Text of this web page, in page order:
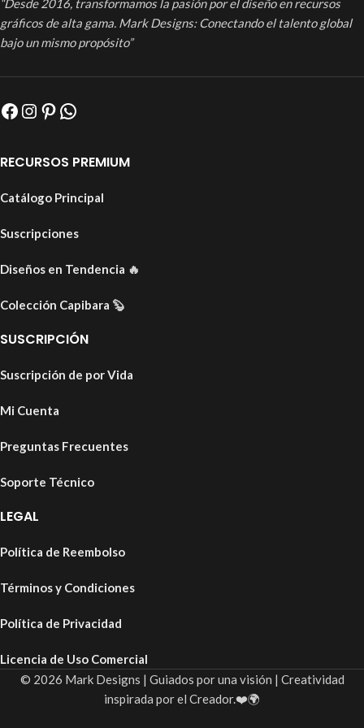
“Desde 2016, transformamos la pasión por el diseño en recursos
gráficos de alta gama. Mark Designs: Conectando el talento global
bajo un mismo propósito”
RECURSOS PREMIUM
Catálogo Principal
Suscripciones
Diseños en Tendencia 🔥
Colección Capibara 🦫
SUSCRIPCIÓN
Suscripción de por Vida
Mi Cuenta
Preguntas Frecuentes
Soporte Técnico
LEGAL
Política de Reembolso
Términos y Condiciones
Política de Privacidad
Licencia de Uso Comercial
© 2026 Mark Designs | Guiados por una visión | Creatividad
inspirada por el Creador.❤️🌍